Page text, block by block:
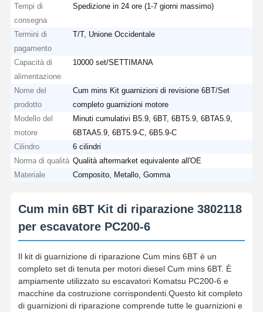
Tempi di
consegna
Spedizione in 24 ore (1-7 giorni massimo)
Termini di
pagamento
T/T, Unione Occidentale
Capacità di
alimentazione
10000 set/SETTIMANA
Nome del
prodotto
Cum mins Kit guarnizioni di revisione 6BT/Set
completo guarnizioni motore
Modello del
motore
Minuti cumulativi B5.9, 6BT, 6BT5.9, 6BTA5.9,
6BTAA5.9, 6BT5.9-C, 6B5.9-C
Cilindro
6 cilindri
Norma di qualità Qualità aftermarket equivalente all'OE
Materiale
Composito, Metallo, Gomma
Cum min 6BT Kit di riparazione 3802118
per escavatore PC200-6
Il kit di guarnizione di riparazione Cum mins 6BT è un
completo set di tenuta per motori diesel Cum mins 6BT. È
ampiamente utilizzato su escavatori Komatsu PC200-6 e
macchine da costruzione corrispondenti.Questo kit completo
di guarnizioni di riparazione comprende tutte le guarnizioni e